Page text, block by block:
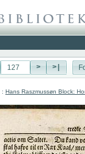
> >|
: Hans Raszmussøn Block: